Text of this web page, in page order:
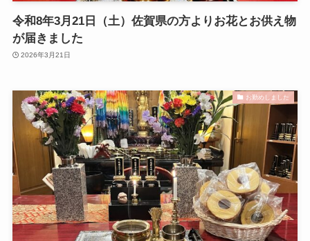
令和8年3月21日（土）佐賀県の方よりお花とお供え物
が届きました
2026年3月21日
お勤めしました